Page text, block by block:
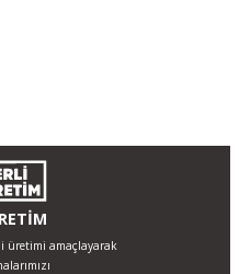
üretimi amaçlayarak